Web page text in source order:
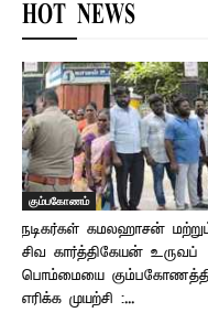
HOT NEWS
கும்பகோணம்
நடிகர்கள் கமலஹாசன்
சிவ கார்த்திகேயன் உருவப்
பொம்மையை
எரிக்க முயற்சி :...